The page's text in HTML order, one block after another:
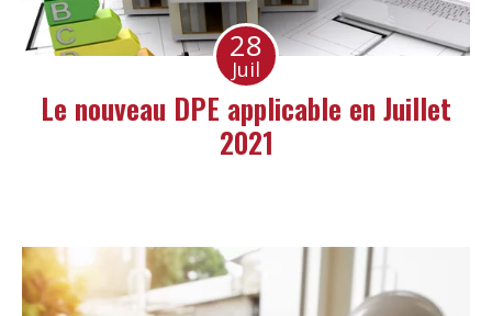
28
Juil
Le nouveau DPE applicable en Juillet
2021